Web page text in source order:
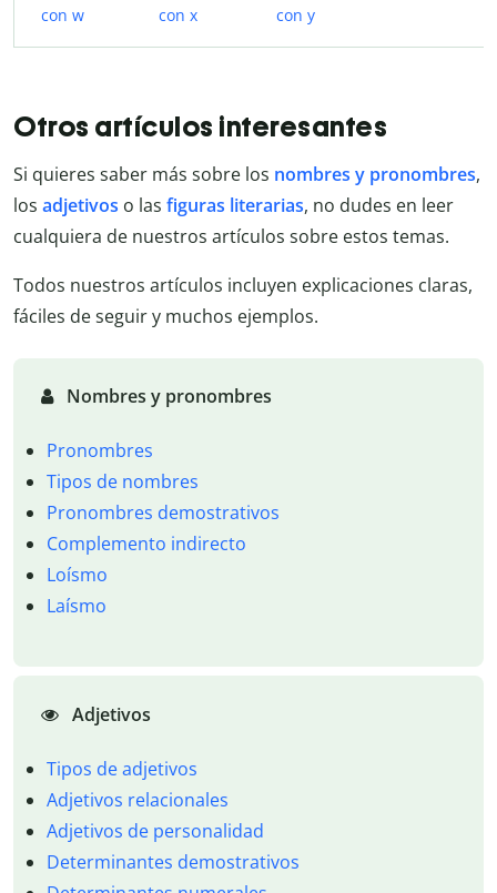
con w
con x
con y
Otros artículos interesantes
Si quieres saber más sobre los nombres y pronombres,
los adjetivos o las figuras literarias, no dudes en leer
cualquiera de nuestros artículos sobre estos temas.
Todos nuestros artículos incluyen explicaciones claras,
fáciles de seguir y muchos ejemplos.
Nombres y pronombres
Pronombres
Tipos de nombres
Pronombres demostrativos
Complemento indirecto
Loísmo
Laísmo
Adjetivos
Tipos de adjetivos
Adjetivos relacionales
Adjetivos de personalidad
Determinantes demostrativos